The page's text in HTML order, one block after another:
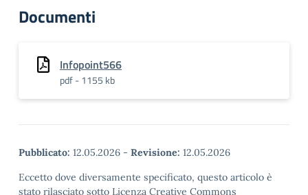
Documenti
Infopoint566
pdf - 1155 kb
Pubblicato: 12.05.2026 - Revisione: 12.05.2026
Eccetto dove diversamente specificato, questo articolo è
stato rilasciato sotto Licenza Creative Commons